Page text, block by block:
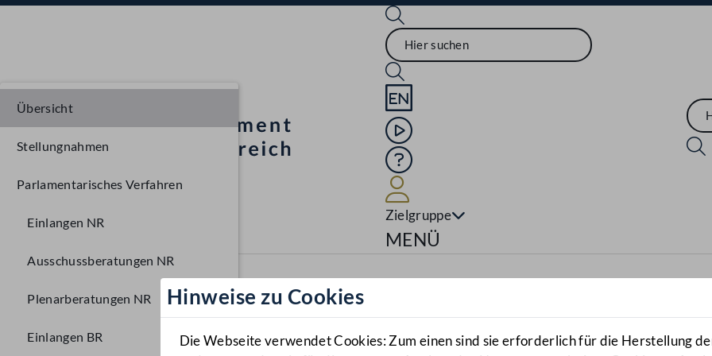
Sprache English
Mediathek
Hilfe
Zielgruppe
Navigationsmenü öffnen
MENÜ
Hinweise zu Cookies
Die Webseite verwendet Cookies: Zum einen sind sie erforderlich für die Herstellung
Übersicht
Stellungnahmen
Parlamentarisches Verfahren
Einlangen NR
Ausschussberatungen NR
Plenarberatungen NR
Einlangen BR